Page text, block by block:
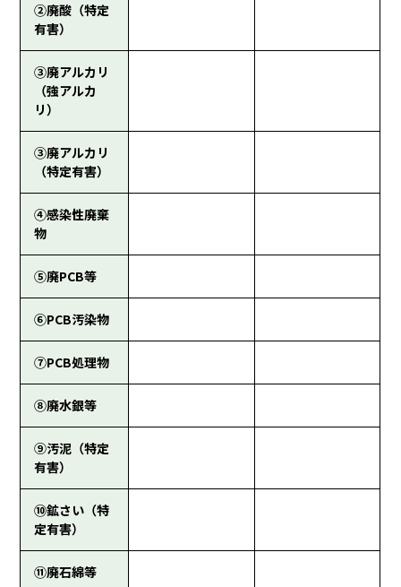
②廃酸（特定
有害）
③廃アルカリ
（強アルカ
リ）
③廃アルカリ
（特定有害）
④感染性廃棄
物
⑤廃PCB等
⑥PCB汚染物
⑦PCB処理物
⑧廃水銀等
⑨汚泥（特定
有害）
⑩鉱さい（特
定有害）
⑪廃石綿等